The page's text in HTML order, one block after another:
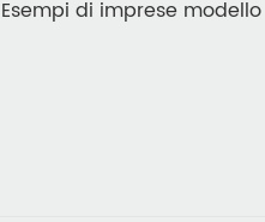
Esempi di imprese modello